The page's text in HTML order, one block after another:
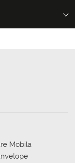
Mobila